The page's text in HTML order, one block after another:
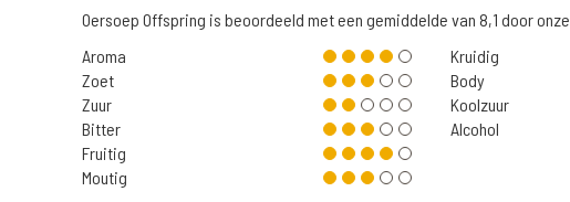
Oersoep Offspring is beoordeeld met een gemiddelde van 8,1 door onze
Aroma
Zoet
Zuur
Bitter
Fruitig
Moutig
Kruidig
Body
Koolzuur
Alcohol